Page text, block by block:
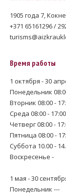
1905 года 7,
+371 65161296 /
Время работы
1 октября - 30
Понедельник
Вторник 08:00 -
Среда 08:00 - 17:00
Четверг 08:00 -
Пятница 08:00 -
Суббота 10.00 -
Воскресенье -
1 мая - 30
Понедельник ---